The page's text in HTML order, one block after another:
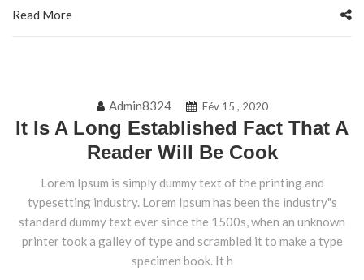
Read More
It Is A Long Established Fact That A
Reader Will Be Cook
Admin8324 Fév 15 , 2020
Lorem Ipsum is simply dummy text of the printing and
typesetting industry. Lorem Ipsum has been the industry"s
standard dummy text ever since the 1500s, when an unknown
printer took a galley of type and scrambled it to make a type
specimen book. It h